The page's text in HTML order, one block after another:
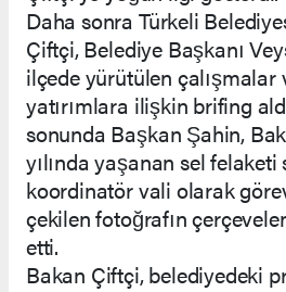
Daha sonra Türkeli
Çiftçi, Belediye Başkanı
ilçede yürütülen çalışmalar
yatırımlara ilişkin brifing
sonunda Başkan Şahin,
yılında yaşanan sel felaketi
koordinatör vali olarak
çekilen fotoğrafın
etti.
Bakan Çiftçi, belediyedeki